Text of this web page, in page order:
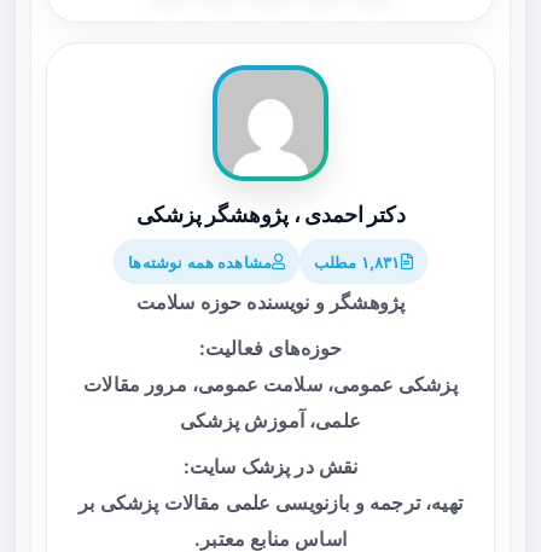
دکتر احمدی ، پژوهشگر پزشکی
۱,۸۳۱ مطلب مشاهده همه نوشته‌ها
پژوهشگر و نویسنده حوزه سلامت
حوزه‌های فعالیت:
پزشکی عمومی، سلامت عمومی، مرور مقالات
علمی، آموزش پزشکی
نقش در پزشک سایت:
تهیه، ترجمه و بازنویسی علمی مقالات پزشکی بر
اساس منابع معتبر.